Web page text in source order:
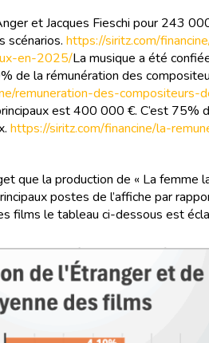
et Jacques Fieschi pour 243
scénarios. https://siritz.com/
en-2025/La musique a été
de la rémunération des
remuneration-des-compositeurs-
est 400 000 €. C’est 75%
https://siritz.com/financine/la-
que la production de « La femme
postes de l’affiche par
films le tableau ci-dessous est